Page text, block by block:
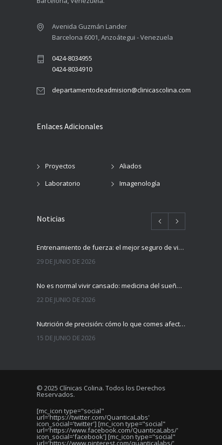
Avenida Guzmán Lander
Barcelona 6001, Anzoátegui - Venezuela
0424-8034955
0424-8034910
departamentodeadmision@clinicascolina.com
Enlaces Adicionales
Proyectos
Aliados
Laboratorio
Imagenología
Noticias
Entrenamiento de fuerza: el mejor seguro de vida contra la fragilidad y las enfermedades metabólicas
29 DE JUNIO DE 2026
No es normal vivir cansado: medicina del sueño e insomnio en Anzoátegui
22 DE JUNIO DE 2026
Nutrición de precisión: cómo lo que comes afecta tu intestino, tu ánimo y tus defensas
15 DE JUNIO DE 2026
2 DE JUNIO DE 2026
© 2025 Clínicas Colina. Todos los Derechos
Reservados.
[mc_icon type="social"
url='https://twitter.com/QuanticaLabs'
icon_social='twitter'] [mc_icon type="social"
url='https://www.facebook.com/QuanticaLabs/'
icon_social='facebook'] [mc_icon type="social"
url='https://www.pinterest.com/quanticalabs/'